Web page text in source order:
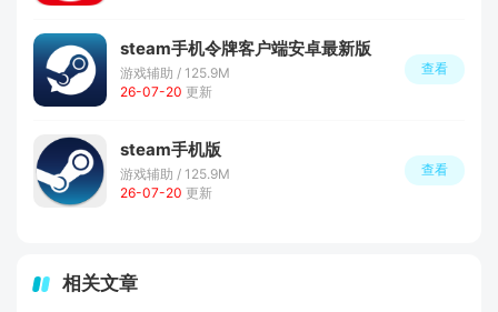
steam手机令牌客户端安卓最新版
游戏辅助 / 125.9M
26-07-20 更新
查看
steam手机版
游戏辅助 / 125.9M
26-07-20 更新
查看
相关文章